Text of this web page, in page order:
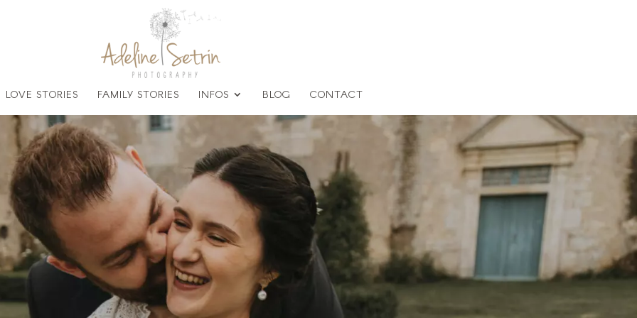
LOVE STORIES FAMILY STORIES INFOS BLOG CONTACT